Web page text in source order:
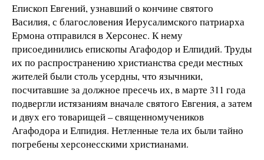
Епископ Евгений, узнавший о кончине святого
Василия, с благословения Иерусалимского патриарха
Ермона отправился в Херсонес. К нему
присоединились епископы Агафодор и Елпидий. Труды
их по распространению христианства среди местных
жителей были столь усердны, что язычники,
посчитавшие за должное пресечь их, в марте 311 года
подвергли истязаниям вначале святого Евгения, а затем
и двух его товарищей – священномучеников
Агафодора и Елпидия. Нетленные тела их были тайно
погребены херсонесскими христианами.